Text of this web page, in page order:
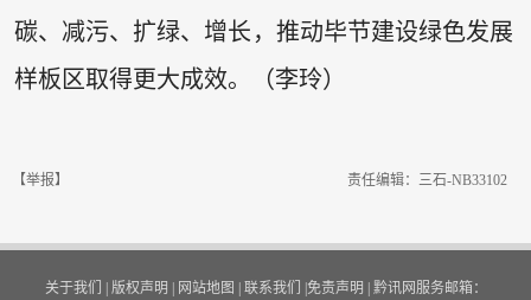
碳、减污、扩绿、增长，推动毕节建设绿色发展
样板区取得更大成效。（李玲）
【举报】 责任编辑：三石-NB33102
关于我们 版权声明 网站地图 联系我们 免责声明 黔讯网服务邮箱：